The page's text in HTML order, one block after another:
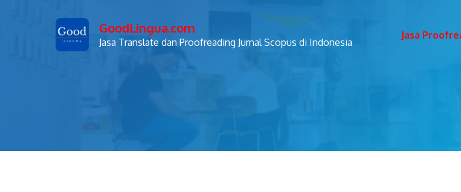
GoodLingua.com
Jasa Translate dan Proofreading Jurnal Scopus di Indonesia
Jasa